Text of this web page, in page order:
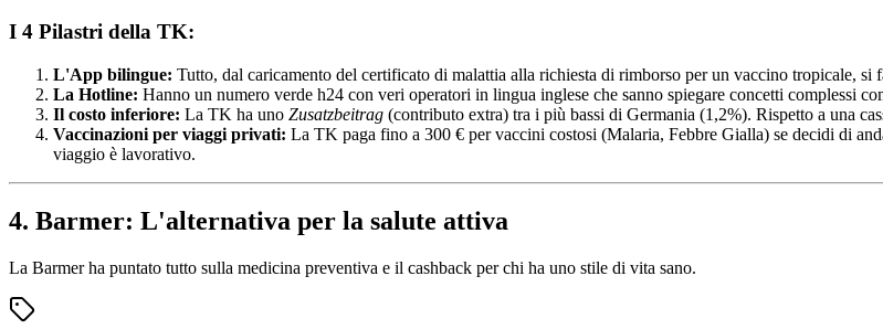
I 4 Pilastri della TK:
L'App bilingue: Tutto, dal caricamento del certificato di malattia alla richiesta di rimborso per un vaccino tropicale, si
La Hotline: Hanno un numero verde h24 con veri operatori in lingua inglese che sanno spiegare concetti complessi
Il costo inferiore: La TK ha uno Zusatzbeitrag (contributo extra) tra i più bassi di Germania (1,2%). Rispetto a una
Vaccinazioni per viaggi privati: La TK paga fino a 300 € per vaccini costosi (Malaria, Febbre Gialla) se decidi di
viaggio è lavorativo.
4. Barmer: L'alternativa per la salute attiva
La Barmer ha puntato tutto sulla medicina preventiva e il cashback per chi ha uno stile di vita sano.